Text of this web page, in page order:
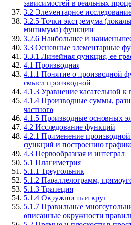
зависимостей в реальных
3.2 Элементарное
3.2.5 Точки экстремума
минимума) функции
3.2.6 Наибольшее и
3.3 Основные элементарные
3.3.1 Линейная функция, ее
4.1 Производная
4.1.1 Понятие о производной
смысл производной
4.1.3 Уравнение касательной
4.1.4 Производные суммы,
частного
4.1.5 Производные основных
4.2 Исследование функций
4.2.1 Применение
функций и построению
4.3 Первообразная и интеграл
5.1 Планиметрия
5.1.1 Треугольник
5.1.2 Параллелограмм,
5.1.3 Трапеция
5.1.4 Окружность и круг
5.1.7 Правильные
описанные окружности